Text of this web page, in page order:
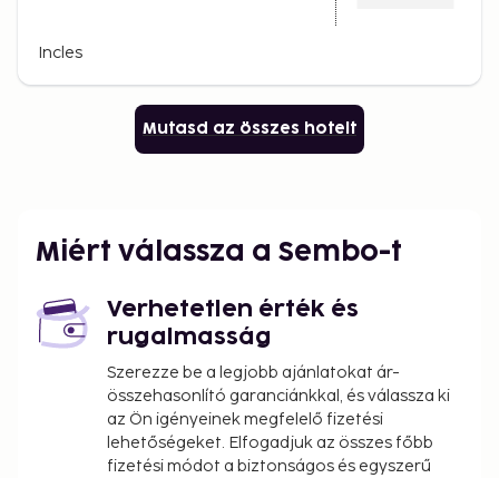
Incles
Mutasd az összes hotelt
Miért válassza a Sembo-t
Verhetetlen érték és
rugalmasság
Szerezze be a legjobb ajánlatokat ár-
összehasonlító garanciánkkal, és válassza ki
az Ön igényeinek megfelelő fizetési
lehetőségeket. Elfogadjuk az összes főbb
fizetési módot a biztonságos és egyszerű